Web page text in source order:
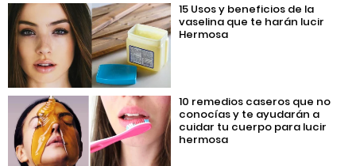
15 Usos y beneficios de la
vaselina que te harán lucir
Hermosa
10 remedios caseros que no
conocías y te ayudarán a
cuidar tu cuerpo para lucir
hermosa